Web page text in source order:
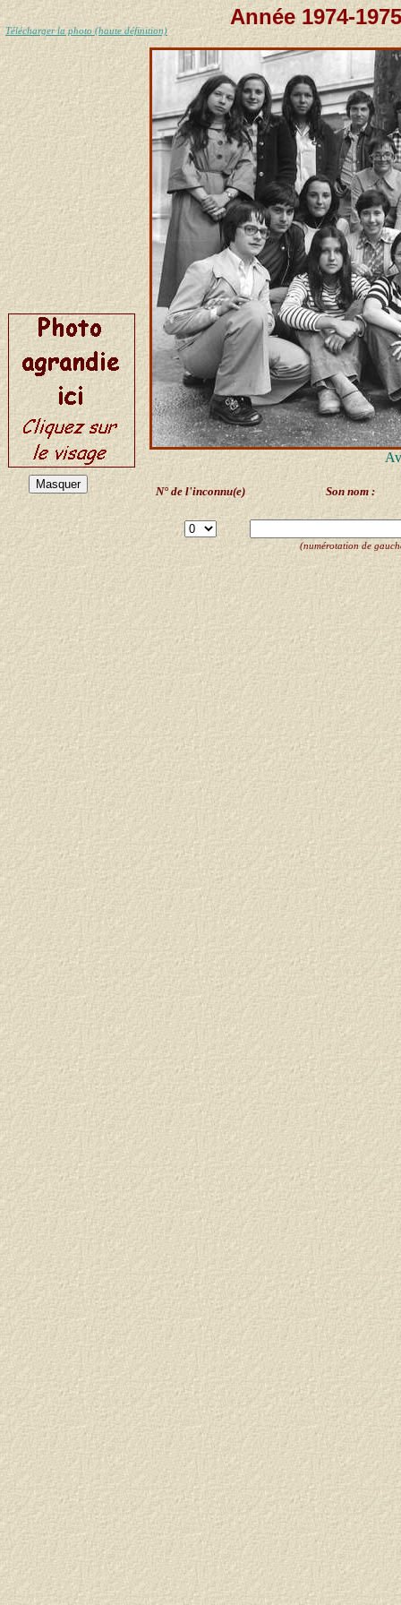
Télécharger la photo (haute définition)
Année 1974-
N° de l'inconnu(e) Son nom :
(numérotation de